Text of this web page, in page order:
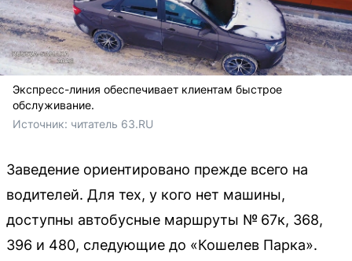
Экспресс-линия обеспечивает клиентам быстрое
обслуживание.
Источник: читатель 63.RU
Заведение ориентировано прежде всего на
водителей. Для тех, у кого нет машины,
доступны автобусные маршруты № 67к, 368,
396 и 480, следующие до «Кошелев Парка».